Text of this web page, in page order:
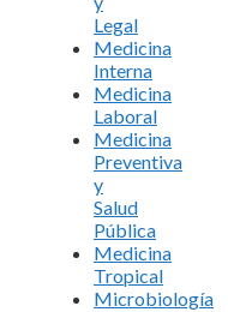
Legal
Medicina
Interna
Medicina
Laboral
Medicina
Preventiva
y
Salud
Pública
Medicina
Tropical
Microbiología